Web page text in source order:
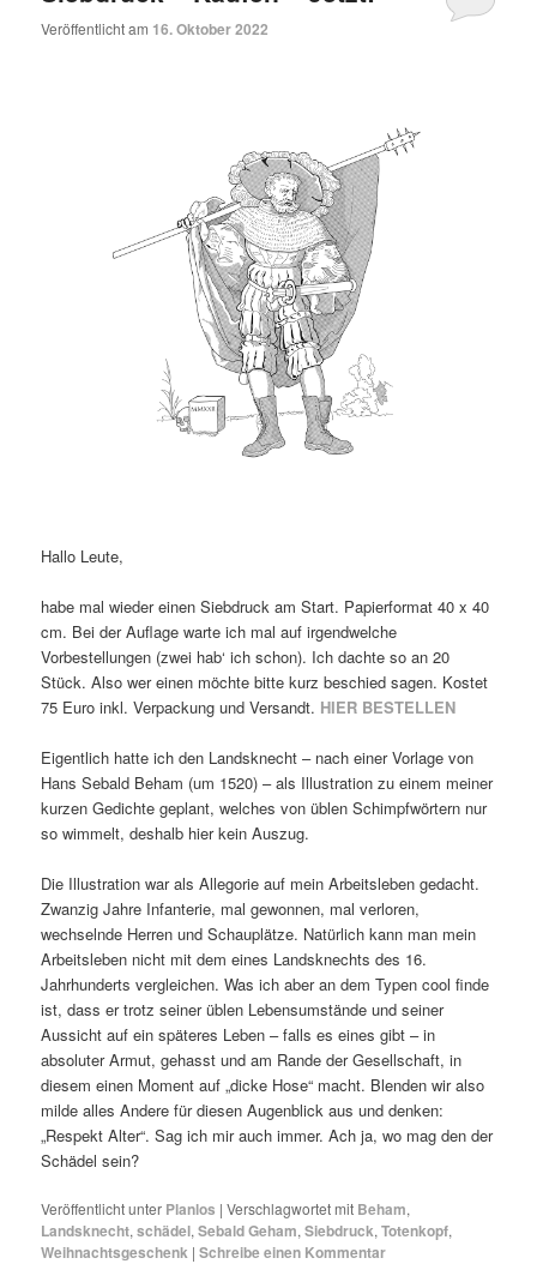
Veröffentlicht am 16. Oktober 2022
Hallo Leute,
habe mal wieder einen Siebdruck am Start. Papierformat 40 x 40
cm. Bei der Auflage warte ich mal auf irgendwelche
Vorbestellungen (zwei hab‘ ich schon). Ich dachte so an 20
Stück. Also wer einen möchte bitte kurz beschied sagen. Kostet
75 Euro inkl. Verpackung und Versandt. HIER BESTELLEN
Eigentlich hatte ich den Landsknecht – nach einer Vorlage von
Hans Sebald Beham (um 1520) – als Illustration zu einem meiner
kurzen Gedichte geplant, welches von üblen Schimpfwörtern nur
so wimmelt, deshalb hier kein Auszug.
Die Illustration war als Allegorie auf mein Arbeitsleben gedacht.
Zwanzig Jahre Infanterie, mal gewonnen, mal verloren,
wechselnde Herren und Schauplätze. Natürlich kann man mein
Arbeitsleben nicht mit dem eines Landsknechts des 16.
Jahrhunderts vergleichen. Was ich aber an dem Typen cool finde
ist, dass er trotz seiner üblen Lebensumstände und seiner
Aussicht auf ein späteres Leben – falls es eines gibt – in
absoluter Armut, gehasst und am Rande der Gesellschaft, in
diesem einen Moment auf „dicke Hose“ macht. Blenden wir also
milde alles Andere für diesen Augenblick aus und denken:
„Respekt Alter“. Sag ich mir auch immer. Ach ja, wo mag den der
Schädel sein?
Veröffentlicht unter Planlos |Verschlagwortet mit Beham,
Landsknecht,schädel,Sebald Geham,Siebdruck,Totenkopf,
Weihnachtsgeschenk |Schreibe einen Kommentar